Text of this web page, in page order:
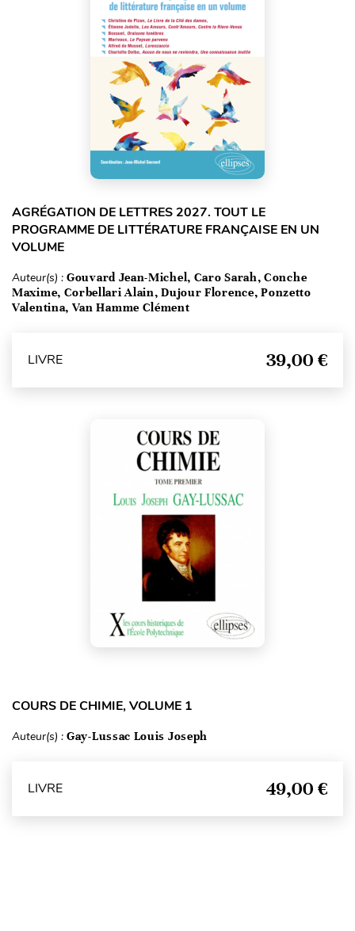
AGRÉGATION DE LETTRES 2027. TOUT LE
PROGRAMME DE LITTÉRATURE FRANÇAISE EN UN
VOLUME
Auteur(s) : Gouvard Jean-Michel, Caro Sarah, Conche
Maxime, Corbellari Alain, Dujour Florence, Ponzetto
Valentina, Van Hamme Clément
LIVRE 39,00 €
COURS DE CHIMIE, VOLUME 1
Auteur(s) : Gay-Lussac Louis Joseph
LIVRE 49,00 €